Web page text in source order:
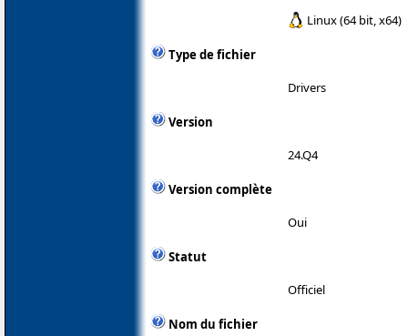
Linux (64 bit, x64)
Type de fichier
Drivers
Version
24.Q4
Version complète
Oui
Statut
Officiel
Nom du fichier